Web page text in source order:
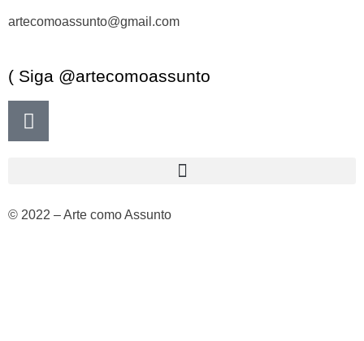
artecomoassunto@gmail.com
( Siga @artecomoassunto
© 2022 – Arte como Assunto